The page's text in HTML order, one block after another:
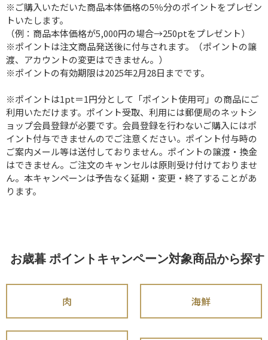
※ご購入いただいた商品本体価格の5％分のポイントをプレゼン
トいたします。
（例：商品本体価格が5,000円の場合→250ptをプレゼント）
※ポイントは注文商品発送後に付与されます。（ポイントの譲
渡、アカウントの変更はできません。）
※ポイントの有効期限は2025年2月28日までです。
※ポイントは1pt＝1円分として「ポイント使用可」の商品にご
利用いただけます。ポイント受取、利用には郵便局のネットシ
ョップ会員登録が必要です。会員登録を行わないご購入にはポ
イント付与できませんのでご注意ください。ポイント付与時の
ご案内メール等は送付しておりません。ポイントの譲渡・換金
はできません。ご注文のキャンセルは原則受け付けておりませ
ん。本キャンペーンは予告なく延期・変更・終了することがあ
ります。
お歳暮 ポイントキャンペーン対象商品から探す
肉 海鮮